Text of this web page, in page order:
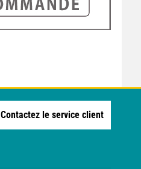
Contactez le service client